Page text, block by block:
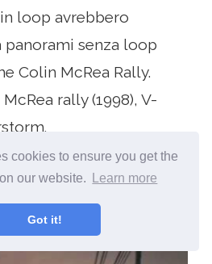
cookies to ensure you get the
our website.
Learn more
Got it!
loop avrebbero
senza loop
Colin McRea Rally.
rally (1998), V-
98), ps1